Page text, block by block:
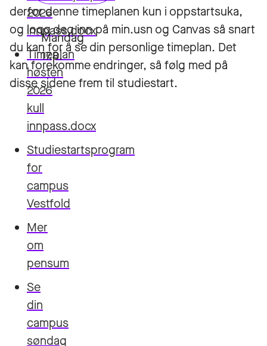
2026
innpass.docx
Timeplan
høsten
2026
kull
innpass.docx
Studiestartsprogram
for
campus
Vestfold
Mer
om
pensum
Se
din
campus
søndag
derfor denne timeplanen kun i oppstartsuka,
og logg deg inn på min.usn og Canvas så snart
du kan for å se din personlige timeplan. Det
kan forekomme endringer, så følg med på
disse sidene frem til studiestart.